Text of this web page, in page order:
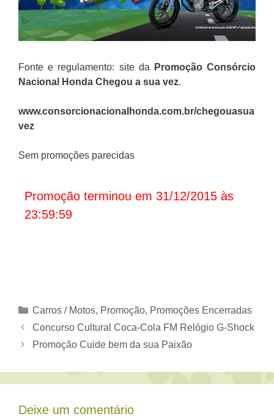
Fonte e regulamento: site da PromoçãoConsórcio
Nacional Honda Chegou a sua vez.
www.consorcionacionalhonda.com.br/chegouasua
vez
Sem promoções parecidas
Promoção terminou em 31/12/2015 às
23:59:59
Categorias
Carros / Motos, Promoção, Promoções Encerradas
Concurso Cultural Coca-Cola FM Relógio G-Shock
Promoção Cuide bem da sua Paixão
Deixe um comentário